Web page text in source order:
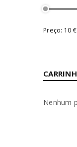
Preço: 10 €
Nenhum